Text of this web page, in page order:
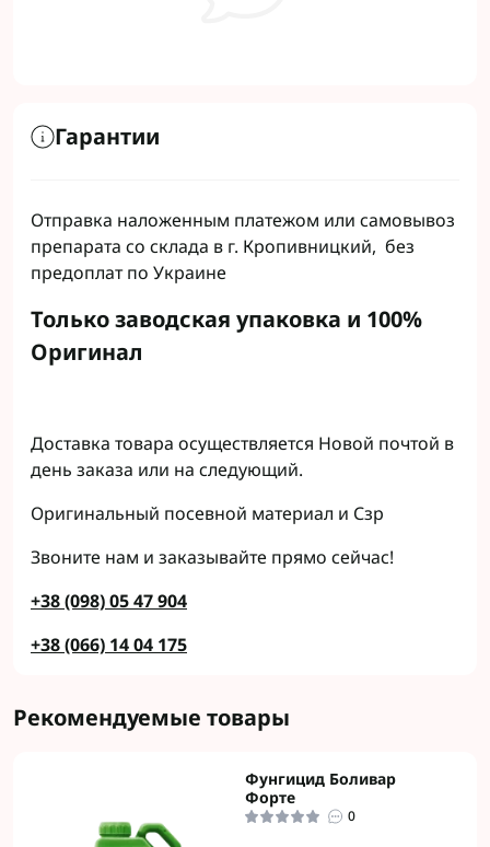
Гарантии
Отправка наложенным платежом или самовывоз
препарата со склада в г. Кропивницкий, без
предоплат по Украине
Только заводская упаковка и 100%
Оригинал
Доставка товара осуществляется Новой почтой в
день заказа или на следующий.
Оригинальный посевной материал и Сзр
Звоните нам и заказывайте прямо сейчас!
+38 (098) 05 47 904
+38 (066) 14 04 175
Рекомендуемые товары
Фунгицид Боливар
Форте
0